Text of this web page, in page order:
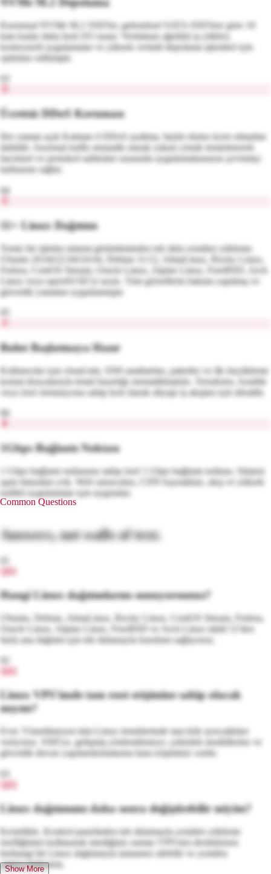
Kurumsal NVMe M.2 SSD'ler, geleneksel SATA SSD'lere göre 10
kata kadar daha hızlı I/O sunar. Veritabanı ağırlıklı iş yükleri,
konteynerli uygulamalar ve yüksek verimli depolama işlemleri için
optimize edilmiştir.
Ücretsiz DDoS Koruması
Her zaman açık Katman 4 DDoS azaltma, hiçbir ekstra ücret olmadan
dahildir. Anormal trafik otomatik olarak yukarı yönde temizlenerek
hacimsel ve protokol saldırıları sırasında uygulamalarınızın çevrimiçi
kalmasını sağlar.
04
11+ Linux Dağıtımı
Temiz bir işletim sistemi görüntüsünden tek tıkla yeniden yükleme.
Ubuntu 20.04/22.04/24.04, Debian 11/12, AlmaLinux, Rocky Linux,
Fedora, CentOS Stream, Oracle Linux, Alpine Linux, FreeBSD, Arch
Linux veya openSUSE'yi seçin. Tüm görsellerin bakımı yapılmış ve
güvenlik yamaları uygulanmıştır.
Bulut Başlatmaya Hazır
Kullanıcılar için cloud-init, SSH anahtarları, paketler ve ilk önyükleme
komut dosyalarıyla temel hazırlığı otomatikleştirin. Terraform, Ansible
veya özel otomasyona sahip kod olarak altyapı iş akışları için idealdir.
06
1Gbps Bağlantı Noktası
1 Gbps bağlantı noktasına sahip özel 1 Gbps bağlantı noktası. Sürpriz
aşım faturaları yok. Web sunucuları, CDN kaynakları, akış ve yüksek
trafikli uygulamalar için uygundur.
Common Questions
Answers, not walls of text.
Q01
Hangi Linux dağıtımlarını sunuyorsunuz?
Ubuntu, Debian, AlmaLinux, Rocky Linux, CentOS Stream, Fedora,
Oracle Linux, Alpine Linux, FreeBSD ve Arch Linux dahil 11'den
fazla ana dağıtım için tek tıklamayla kurulum sağlıyoruz.
Q02
Linux VPS'imde tam root erişimine sahip olacak
mıyım?
Evet. Yönetilmeyen tüm Linux örneklerinde tam kök ayrıcalıkları
veriyoruz. SSH'ye, gelişmiş yönlendirmeye, çekirdek modüllerine ve
güvenlik duvarı yapılandırmalarına ham erişiminiz vardır.
Q03
Linux dağıtımımı daha sonra değiştirebilir miyim?
Kesinlikle. Kontrol panelinden tek tıklamayla yeniden yükleme
özelliğimizi kullanarak istediğiniz zaman VPS'nizi desteklenen
herhangi bir Linux dağıtımıyla tamamen silebilir ve yeniden
yükleyebilirsiniz.
Show More